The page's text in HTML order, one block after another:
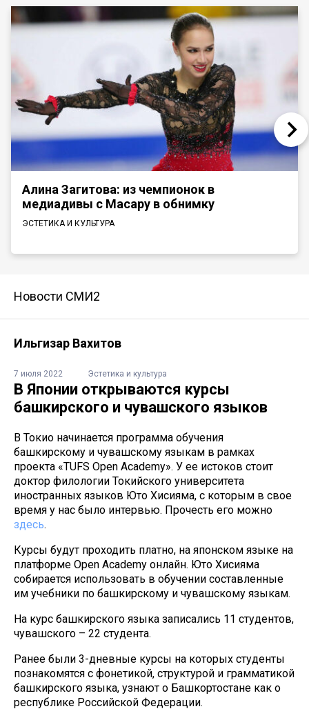
Алина Загитова: из чемпионок в
медиадивы с Масару в обнимку
ЭСТЕТИКА И КУЛЬТУРА
Новости СМИ2
Ильгизар Вахитов
7 июля 2022 Эстетика и культура
В Японии открываются курсы
башкирского и чувашского языков
В Токио начинается программа обучения
башкирскому и чувашскому языкам в рамках
проекта «TUFS Open Academy». У ее истоков стоит
доктор филологии Токийского университета
иностранных языков Юто Хисияма, с которым в свое
время у нас было интервью. Прочесть его можно
здесь.
Курсы будут проходить платно, на японском языке на
платформе Open Academy онлайн. Юто Хисияма
собирается использовать в обучении составленные
им учебники по башкирскому и чувашскому языкам.
На курс башкирского языка записались 11 студентов,
чувашского – 22 студента.
Ранее были 3-дневные курсы на которых студенты
познакомятся с фонетикой, структурой и грамматикой
башкирского языка, узнают о Башкортостане как о
республике Российской Федерации.